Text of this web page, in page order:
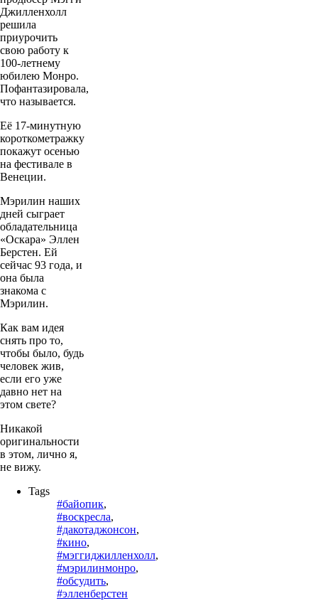
Джилленхолл
решила
приурочить
свою работу к
100-летнему
юбилею Монро.
Пофантазировала,
что называется.
Её 17-минутную
короткометражку
покажут осенью
на фестивале в
Венеции.
Мэрилин наших
дней сыграет
обладательница
«Оскара» Эллен
Берстен. Ей
сейчас 93 года, и
она была
знакома с
Мэрилин.
Как вам идея
снять про то,
чтобы было, будь
человек жив,
если его уже
давно нет на
этом свете?
Никакой
оригинальности
в этом, лично я,
не вижу.
Tags
#байопик,
#воскресла,
#дакотаджонсон,
#кино,
#мэггиджилленхолл,
#мэрилинмонро,
#обсудить,
#элленберстен